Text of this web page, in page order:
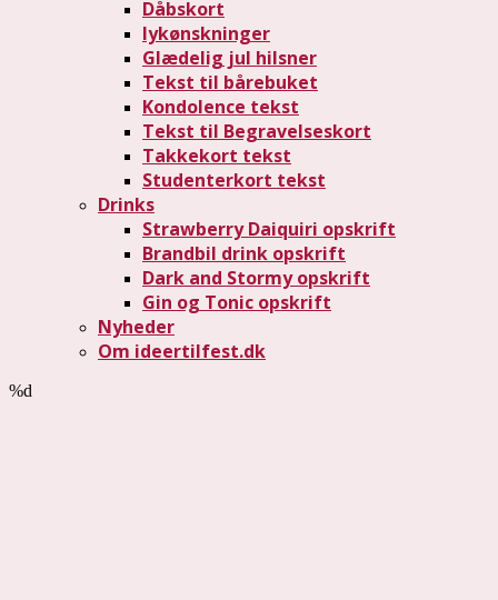
Dåbskort
lykønskninger
Glædelig jul hilsner
Tekst til bårebuket
Kondolence tekst
Tekst til Begravelseskort
Takkekort tekst
Studenterkort tekst
Drinks
Strawberry Daiquiri opskrift
Brandbil drink opskrift
Dark and Stormy opskrift
Gin og Tonic opskrift
Nyheder
Om ideertilfest.dk
%d